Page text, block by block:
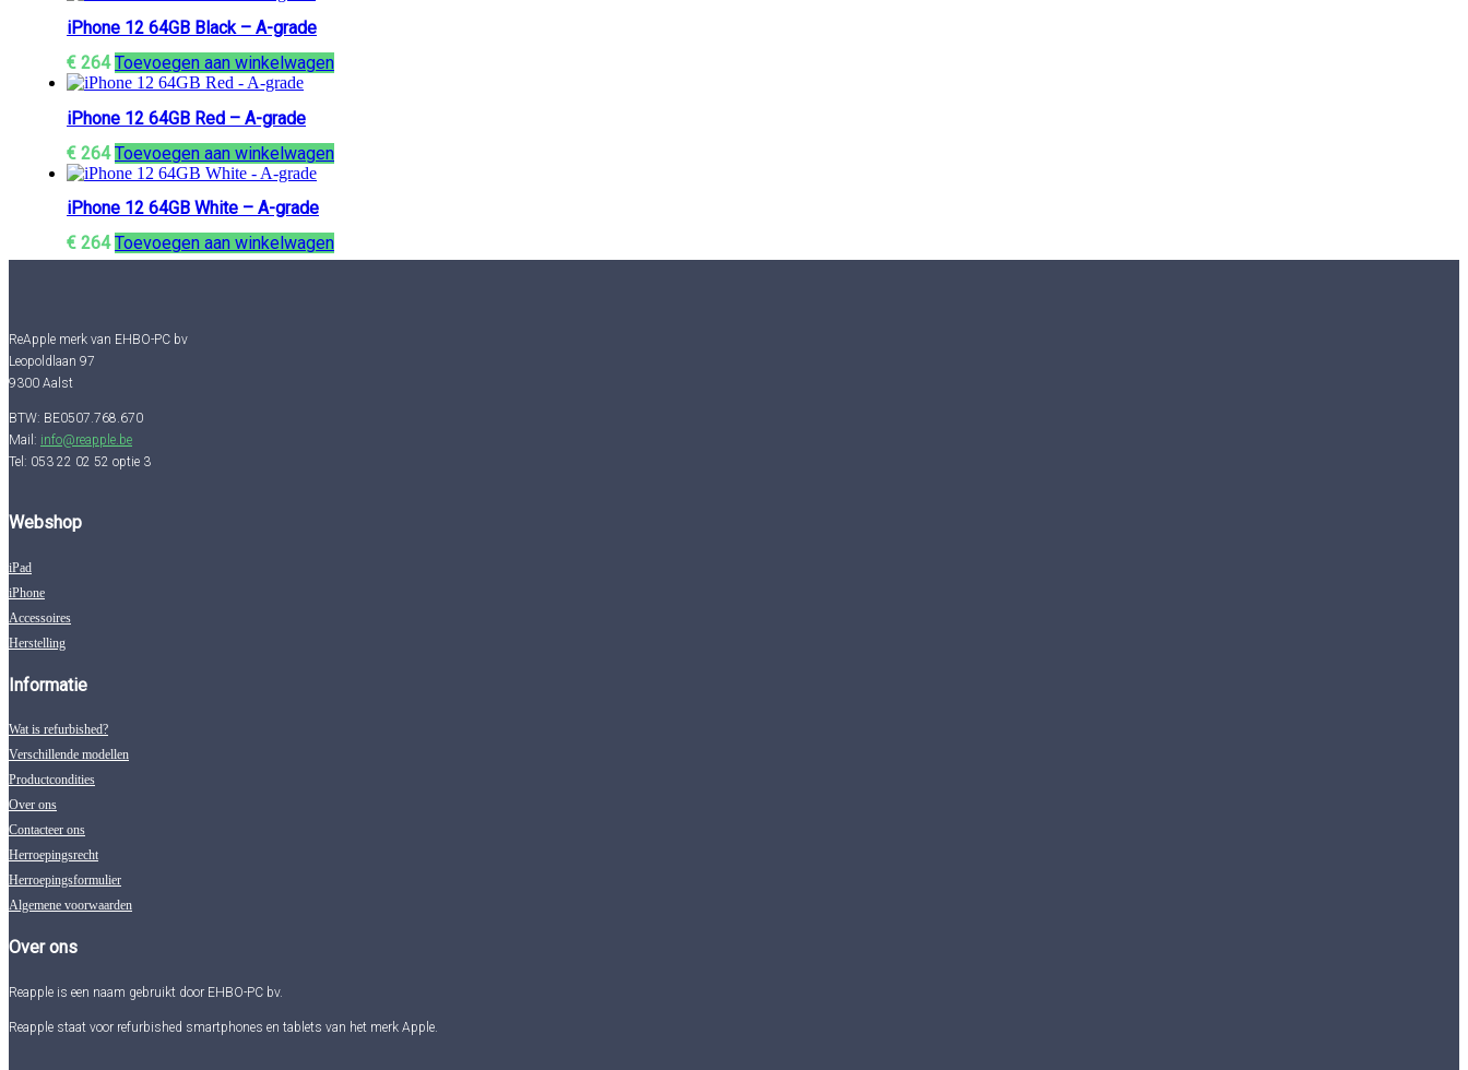
iPhone 12 64GB Black – A-grade
€ 264 Toevoegen aan winkelwagen
iPhone 12 64GB Red – A-grade
€ 264 Toevoegen aan winkelwagen
iPhone 12 64GB White – A-grade
€ 264 Toevoegen aan winkelwagen
ReApple merk van EHBO-PC bv
Leopoldlaan 97
9300 Aalst
BTW: BE0507.768.670
Mail: info@reapple.be
Tel: 053 22 02 52 optie 3
Webshop
iPad
iPhone
Accessoires
Herstelling
Informatie
Wat is refurbished?
Verschillende modellen
Productcondities
Over ons
Contacteer ons
Herroepingsrecht
Herroepingsformulier
Algemene voorwaarden
Over ons
Reapple is een naam gebruikt door EHBO-PC bv.
Reapple staat voor refurbished smartphones en tablets van het merk Apple.